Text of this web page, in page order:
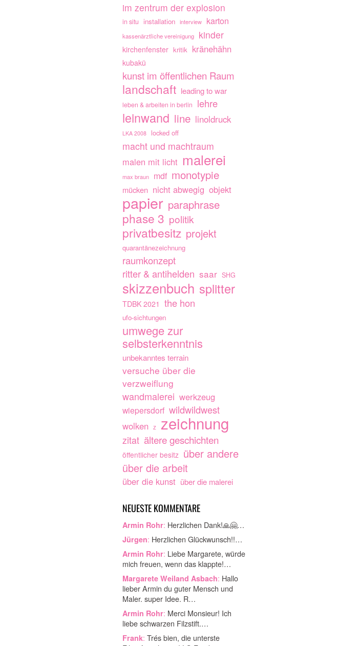
im zentrum der explosion
in situ installation interview karton
kassenärztliche vereinigung kinder
kirchenfenster kritik kränehähn
kubakü
kunst im öffentlichen Raum
landschaft leading to war
leben & arbeiten in berlin lehre
leinwand line linoldruck
LKA 2008 locked off
macht und machtraum
malen mit licht malerei
max braun mdf monotypie
mücken nicht abwegig objekt
papier paraphrase
phase 3 politik
privatbesitz projekt
quarantänezeichnung
raumkonzept
ritter & antihelden saar SHG
skizzenbuch splitter
TDBK 2021 the hon
ufo-sichtungen
umwege zur
selbsterkenntnis
unbekanntes terrain
versuche über die
verzweiflung
wandmalerei werkzeug
wiepersdorf wildwildwest
wolken z zeichnung
zitat ältere geschichten
öffentlicher besitz über andere
über die arbeit
über die kunst über die malerei
NEUESTE KOMMENTARE
Armin Rohr: Herzlichen Dank!🙏🤗…
Jürgen: Herzlichen Glückwunsch!!…
Armin Rohr: Liebe Margarete, würde
mich freuen, wenn das klappte!…
Margarete Weiland Asbach: Hallo
lieber Armin du guter Mensch und
Maler. super Idee. R…
Armin Rohr: Merci Monsieur! Ich
liebe schwarzen Filzstift.…
Frank: Trés bien, die unterste